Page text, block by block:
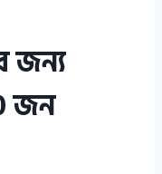
জন্য
জন